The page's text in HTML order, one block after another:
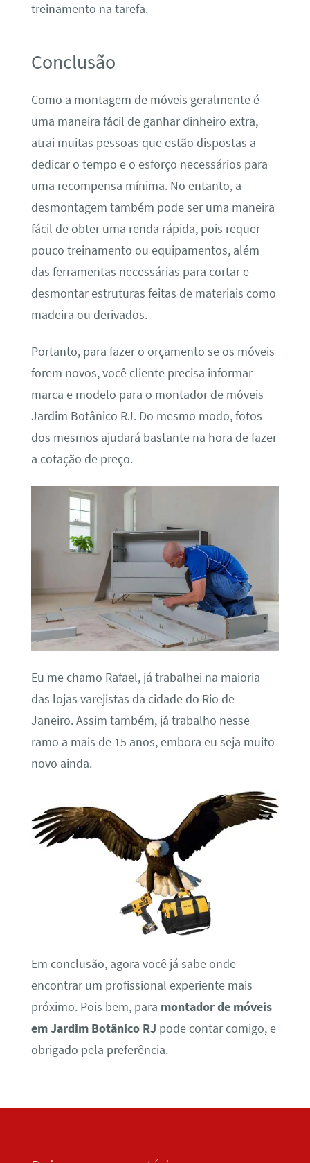
treinamento na tarefa.
Conclusão
Como a montagem de móveis geralmente é
uma maneira fácil de ganhar dinheiro extra,
atrai muitas pessoas que estão dispostas a
dedicar o tempo e o esforço necessários para
uma recompensa mínima. No entanto, a
desmontagem também pode ser uma maneira
fácil de obter uma renda rápida, pois requer
pouco treinamento ou equipamentos, além
das ferramentas necessárias para cortar e
desmontar estruturas feitas de materiais como
madeira ou derivados.
Portanto, para fazer o orçamento se os móveis
forem novos, você cliente precisa informar
marca e modelo para o montador de móveis
Jardim Botânico RJ. Do mesmo modo, fotos
dos mesmos ajudará bastante na hora de fazer
a cotação de preço.
Eu me chamo Rafael, já trabalhei na maioria
das lojas varejistas da cidade do Rio de
Janeiro. Assim também, já trabalho nesse
ramo a mais de 15 anos, embora eu seja muito
novo ainda.
Em conclusão, agora você já sabe onde
encontrar um profissional experiente mais
próximo. Pois bem, para montador de móveis
em Jardim Botânico RJ pode contar comigo, e
obrigado pela preferência.